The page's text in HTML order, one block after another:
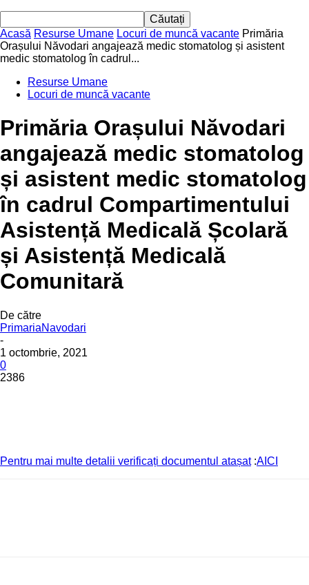
Acasă Resurse Umane Locuri de muncă vacante Primăria
Orașului Năvodari angajează medic stomatolog și asistent
medic stomatolog în cadrul...
Resurse Umane
Locuri de muncă vacante
Primăria Orașului Năvodari
angajează medic stomatolog
și asistent medic stomatolog
în cadrul Compartimentului
Asistență Medicală Școlară
și Asistență Medicală
Comunitară
De către
PrimariaNavodari
-
1 octombrie, 2021
0
2386
Pentru mai multe detalii verificați documentul atașat:AICI